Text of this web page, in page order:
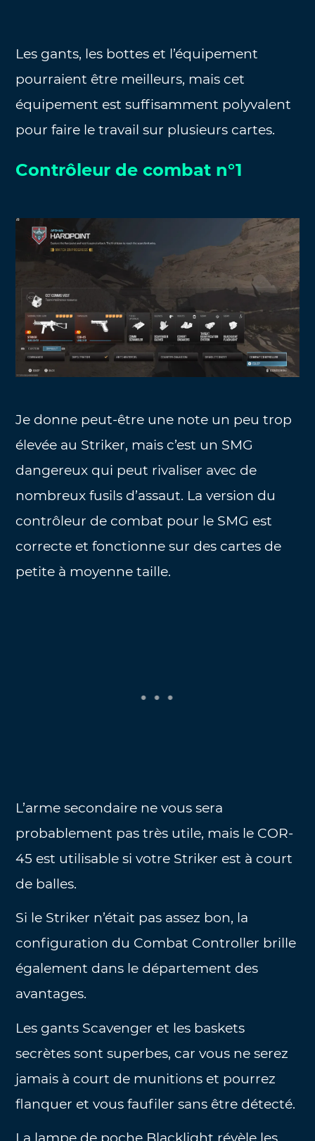
Les gants, les bottes et l’équipement
pourraient être meilleurs, mais cet
équipement est suffisamment polyvalent
pour faire le travail sur plusieurs cartes.
Contrôleur de combat n°1
Je donne peut-être une note un peu trop
élevée au Striker, mais c’est un SMG
dangereux qui peut rivaliser avec de
nombreux fusils d’assaut. La version du
contrôleur de combat pour le SMG est
correcte et fonctionne sur des cartes de
petite à moyenne taille.
L’arme secondaire ne vous sera
probablement pas très utile, mais le COR-
45 est utilisable si votre Striker est à court
de balles.
Si le Striker n’était pas assez bon, la
configuration du Combat Controller brille
également dans le département des
avantages.
Les gants Scavenger et les baskets
secrètes sont superbes, car vous ne serez
jamais à court de munitions et pourrez
flanquer et vous faufiler sans être détecté.